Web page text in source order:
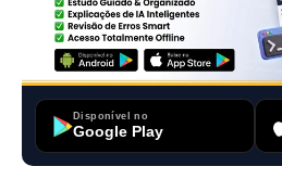
Disponível no
Google Play